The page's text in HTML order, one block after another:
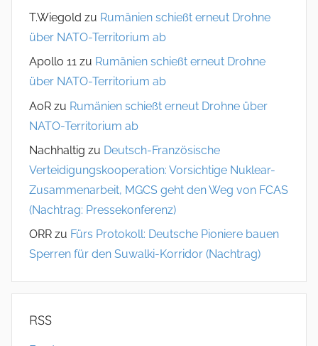
T.Wiegold zu Rumänien schießt erneut Drohne
über NATO-Territorium ab
Apollo 11 zu Rumänien schießt erneut Drohne
über NATO-Territorium ab
AoR zu Rumänien schießt erneut Drohne über
NATO-Territorium ab
Nachhaltig zu Deutsch-Französische
Verteidigungskooperation: Vorsichtige Nuklear-
Zusammenarbeit, MGCS geht den Weg von FCAS
(Nachtrag: Pressekonferenz)
ORR zu Fürs Protokoll: Deutsche Pioniere bauen
Sperren für den Suwalki-Korridor (Nachtrag)
RSS